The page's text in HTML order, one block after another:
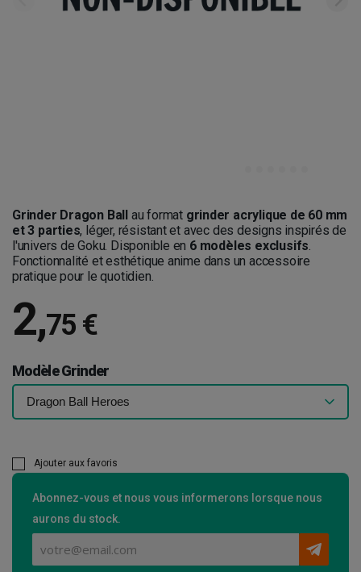
Grinder Dragon Ball au format grinder acrylique de 60 mm
et 3 parties, léger, résistant et avec des designs inspirés de
l'univers de Goku. Disponible en 6 modèles exclusifs.
Fonctionnalité et esthétique anime dans un accessoire
pratique pour le quotidien.
2,75 €
Modèle Grinder
Ajouter aux favoris
Abonnez-vous et nous vous informerons lorsque nous
aurons du stock.